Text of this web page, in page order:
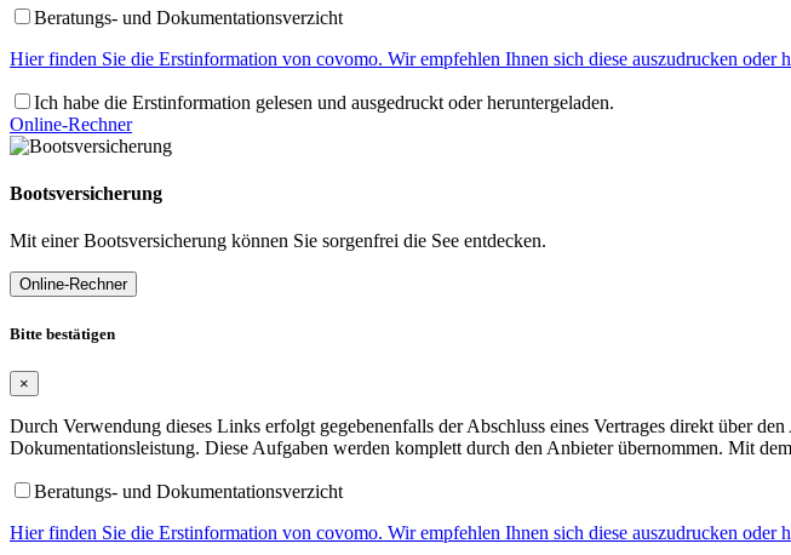
Beratungs- und Dokumentationsverzicht
Hier finden Sie die Erstinformation von covomo. Wir empfehlen Ihnen sich diese auszudrucken oder
Ich habe die Erstinformation gelesen und ausgedruckt oder heruntergeladen.
Online-Rechner
Bootsversicherung
Mit einer Bootsversicherung können Sie sorgenfrei die See entdecken.
Online-Rechner
Bitte bestätigen
×
Durch Verwendung dieses Links erfolgt gegebenenfalls der Abschluss eines Vertrages direkt über
Dokumentationsleistung. Diese Aufgaben werden komplett durch den Anbieter übernommen. Mit
Beratungs- und Dokumentationsverzicht
Hier finden Sie die Erstinformation von covomo. Wir empfehlen Ihnen sich diese auszudrucken oder